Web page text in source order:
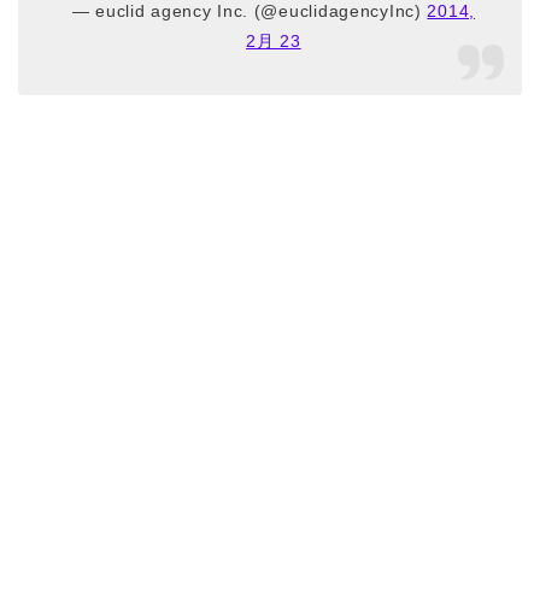
— euclid agency Inc. (@euclidagencyInc)2014,
2月 23